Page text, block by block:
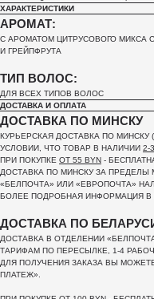
ХАРАКТЕРИСТИКИ
АРОМАТ:
С АРОМАТОМ ЦИТРУСОВОГО МИКСА
И ГРЕЙПФРУТА
ТИП ВОЛОС:
ДЛЯ ВСЕХ ТИПОВ ВОЛОС
ДОСТАВКА И ОПЛАТА
ДОСТАВКА ПО МИНСКУ
КУРЬЕРСКАЯ ДОСТАВКА ПО МИНСКУ
УСЛОВИИ, ЧТО ТОВАР В НАЛИЧИИ 2-
ПРИ ПОКУПКЕ ОТ 55 BYN -
ДОСТАВКА ПО МИНСКУ ЗА ПРЕДЕЛЫ
«БЕЛПОЧТА» ИЛИ «ЕВРОПОЧТА»
БОЛЕЕ ПОДРОБНАЯ ИНФОРМАЦИЯ В
ДОСТАВКА ПО
ДОСТАВКА В ОТДЕЛЕНИИ
ТАРИФАМ ПО ПЕРЕСЫЛКЕ, 1-4
ДЛЯ ПОЛУЧЕНИЯ ЗАКАЗА ВЫ
ПЛАТЕЖ».